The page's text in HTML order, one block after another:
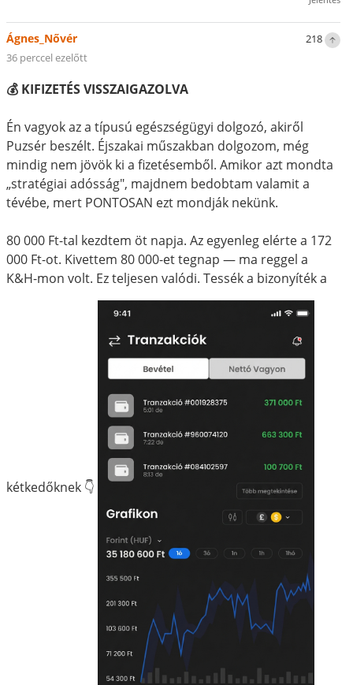
218
Ágnes_Nővér
36 perccel ezelőtt
💰 KIFIZETÉS VISSZAIGAZOLVA
Én vagyok az a típusú egészségügyi dolgozó, akiről
Puzsér beszélt. Éjszakai műszakban dolgozom, még
mindig nem jövök ki a fizetésemből. Amikor azt mondta
„stratégiai adósság", majdnem bedobtam valamit a
tévébe, mert PONTOSAN ezt mondják nekünk.
80 000 Ft-tal kezdtem öt napja. Az egyenleg elérte a 172
000 Ft-ot. Kivettem 80 000-et tegnap — ma reggel a
K&H-mon volt. Ez teljesen valódi. Tessék a bizonyíték a
kétkedőknek 👇